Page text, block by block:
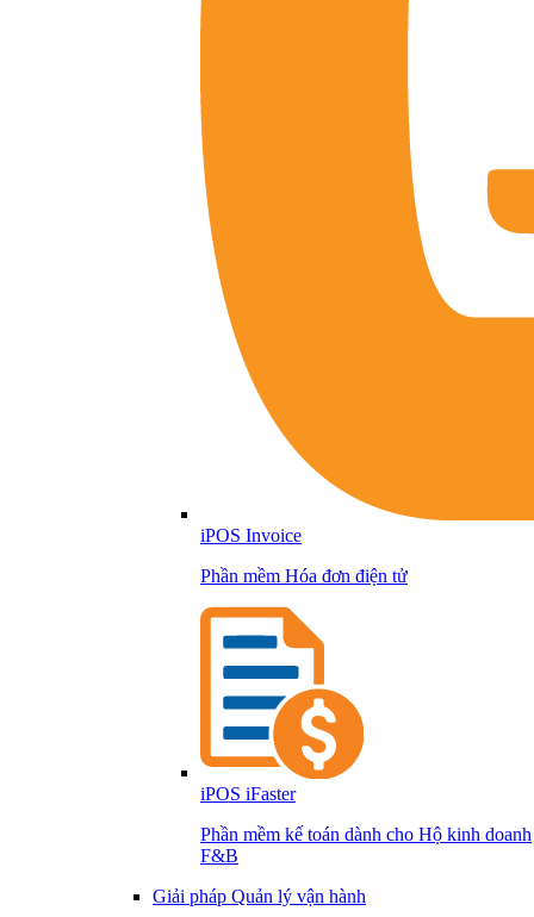
iPOS Invoice
Phần mềm Hóa đơn điện tử
iPOS iFaster
Phần mềm kế toán dành cho Hộ kinh doanh
F&B
Giải pháp Quản lý vận hành